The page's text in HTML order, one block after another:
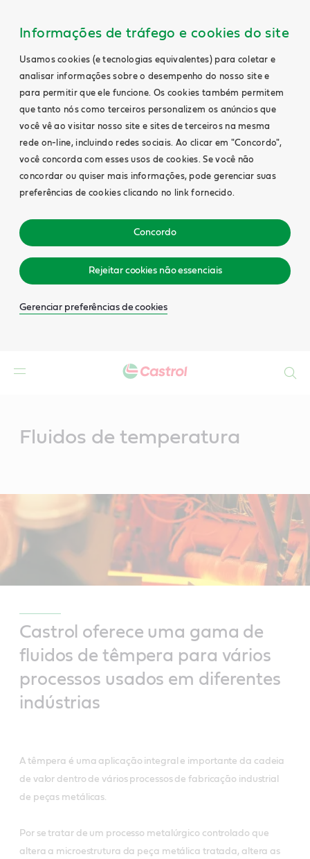
Informações de tráfego e cookies do site
Usamos cookies (e tecnologias equivalentes) para coletar e
analisar informações sobre o desempenho do nosso site e
para permitir que ele funcione. Os cookies também permitem
que tanto nós como terceiros personalizem os anúncios que
você vê ao visitar nosso site e sites de terceiros na mesma
rede on-line, incluindo redes sociais. Ao clicar em "Concordo",
você concorda com esses usos de cookies. Se você não
concordar ou quiser mais informações, pode gerenciar suas
preferências de cookies clicando no link fornecido.
Concordo
Rejeitar cookies não essenciais
Gerenciar preferências de cookies
Fluidos de temperatura
Castrol oferece uma gama de
fluidos de têmpera para vários
processos usados ​​em diferentes
indústrias
A têmpera é uma aplicação integral e importante da cadeia
de valor dentro de vários processos de fabricação industrial
de peças metálicas.
Por se tratar de um processo metalúrgico controlado que
altera a microestrutura da peça metálica tratada, altera as